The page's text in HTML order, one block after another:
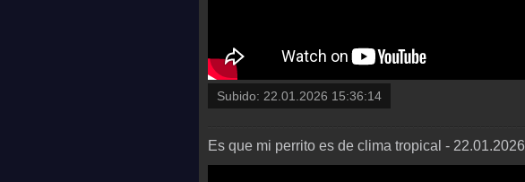
Subido: 22.01.2026 15:36:14
Es que mi perrito es de clima tropical - 22.01.2026